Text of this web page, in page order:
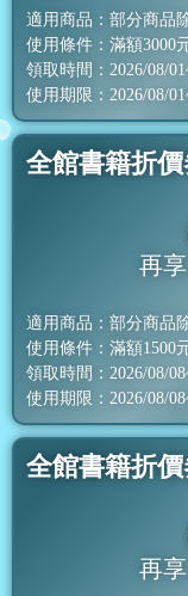
適用商品：部分商品
使用條件：滿額3000
領取時間：2026/08/
使用期限：2026/08/
全館書籍折價
再享
適用商品：部分商品
使用條件：滿額1500
領取時間：2026/08/
使用期限：2026/08/
全館書籍折價
再享